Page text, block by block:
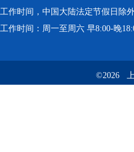
工作时间，中国大陆法定节假日除外
工作时间：周一至周六 早8:00-晚
©2026 上